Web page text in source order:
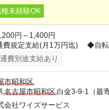
未経験OK
円～1,400円
規定支給(月1万円迄) ◆自転
◆髭・ネイル・ピアス自由
期間】試用期間あり 試用期間
同じです。 給与：時給 1,200円
費別途支給あり
市昭和区
名古屋市昭和区 白金3-9-1（最
会社ワイズサービス